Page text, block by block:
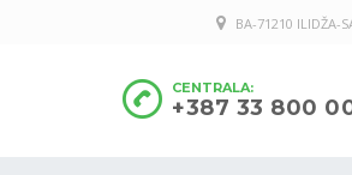
BA-71210 ILIDŽA-
CENTRALA:
+387 33 800